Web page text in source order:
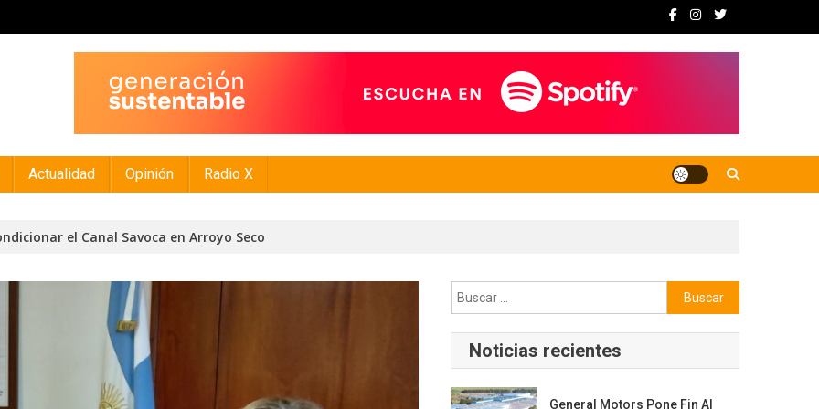
Actualidad Opinión Radio X
el Canal Savoca en Arroyo Seco
Buscar:
Noticias recientes
General Motors Pone Fin Al